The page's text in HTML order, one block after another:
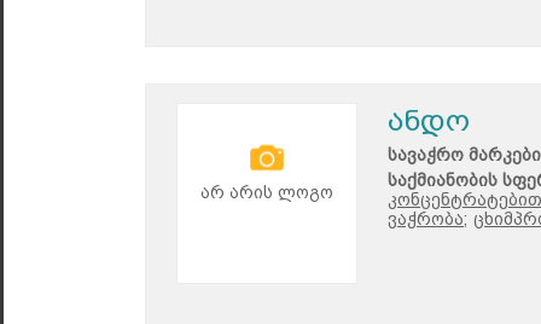
არ არის ლოგო
ანდო
სავაჭრო
საქმიანობის
ვაჭრობა;